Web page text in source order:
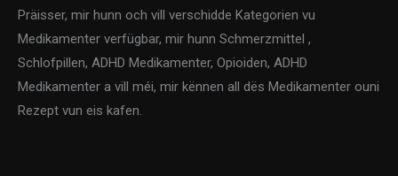
Präisser, mir hunn och vill verschidde Kategorien vu
Medikamenter verfügbar, mir hunn Schmerzmittel ,
Schlofpillen, ADHD Medikamenter, Opioiden, ADHD
Medikamenter a vill méi, mir kënnen all dës Medikamenter ouni
Rezept vun eis kafen.